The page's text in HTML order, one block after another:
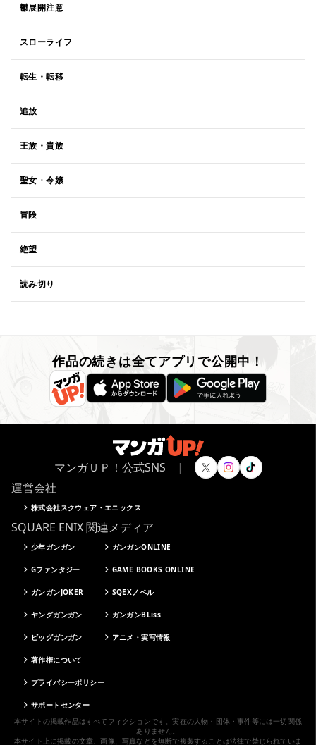
鬱展開注意
スローライフ
転生・転移
追放
王族・貴族
聖女・令嬢
冒険
絶望
読み切り
作品の続きは全てアプリで公開中！
マンガＵＰ！公式SNS
|
運営会社
株式会社スクウェア・エニックス
SQUARE ENIX 関連メディア
少年ガンガン
Gファンタジー
ガンガンJOKER
ヤングガンガン
ビッグガンガン
ガンガンONLINE
GAME BOOKS ONLINE
SQEXノベル
ガンガンBLiss
アニメ・実写情報
著作権について
プライバシーポリシー
サポートセンター
本サイトの掲載作品はすべてフィクションです。実在の人物・団体・事件等には一切関係
ありません。
本サイト上に掲載の文章、画像、写真などを無断で複製することは法律で禁じられていま